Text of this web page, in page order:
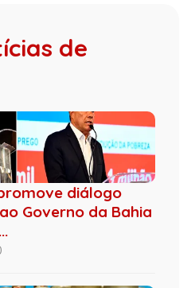
de
diálogo
Governo da Bahia